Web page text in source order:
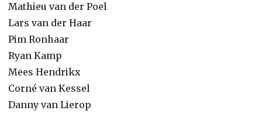
Mathieu van der Poel
Lars van der Haar
Pim Ronhaar
Ryan Kamp
Mees Hendrikx
Corné van Kessel
Danny van Lierop